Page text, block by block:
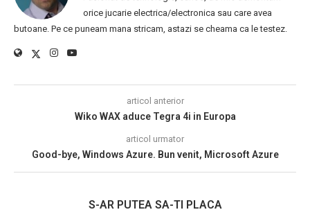
orice jucarie electrica/electronica sau care avea
butoane. Pe ce puneam mana stricam, astazi se cheama ca le testez.
articol anterior
Wiko WAX aduce Tegra 4i in Europa
articol urmator
Good-bye, Windows Azure. Bun venit, Microsoft Azure
S-AR PUTEA SA-TI PLACA